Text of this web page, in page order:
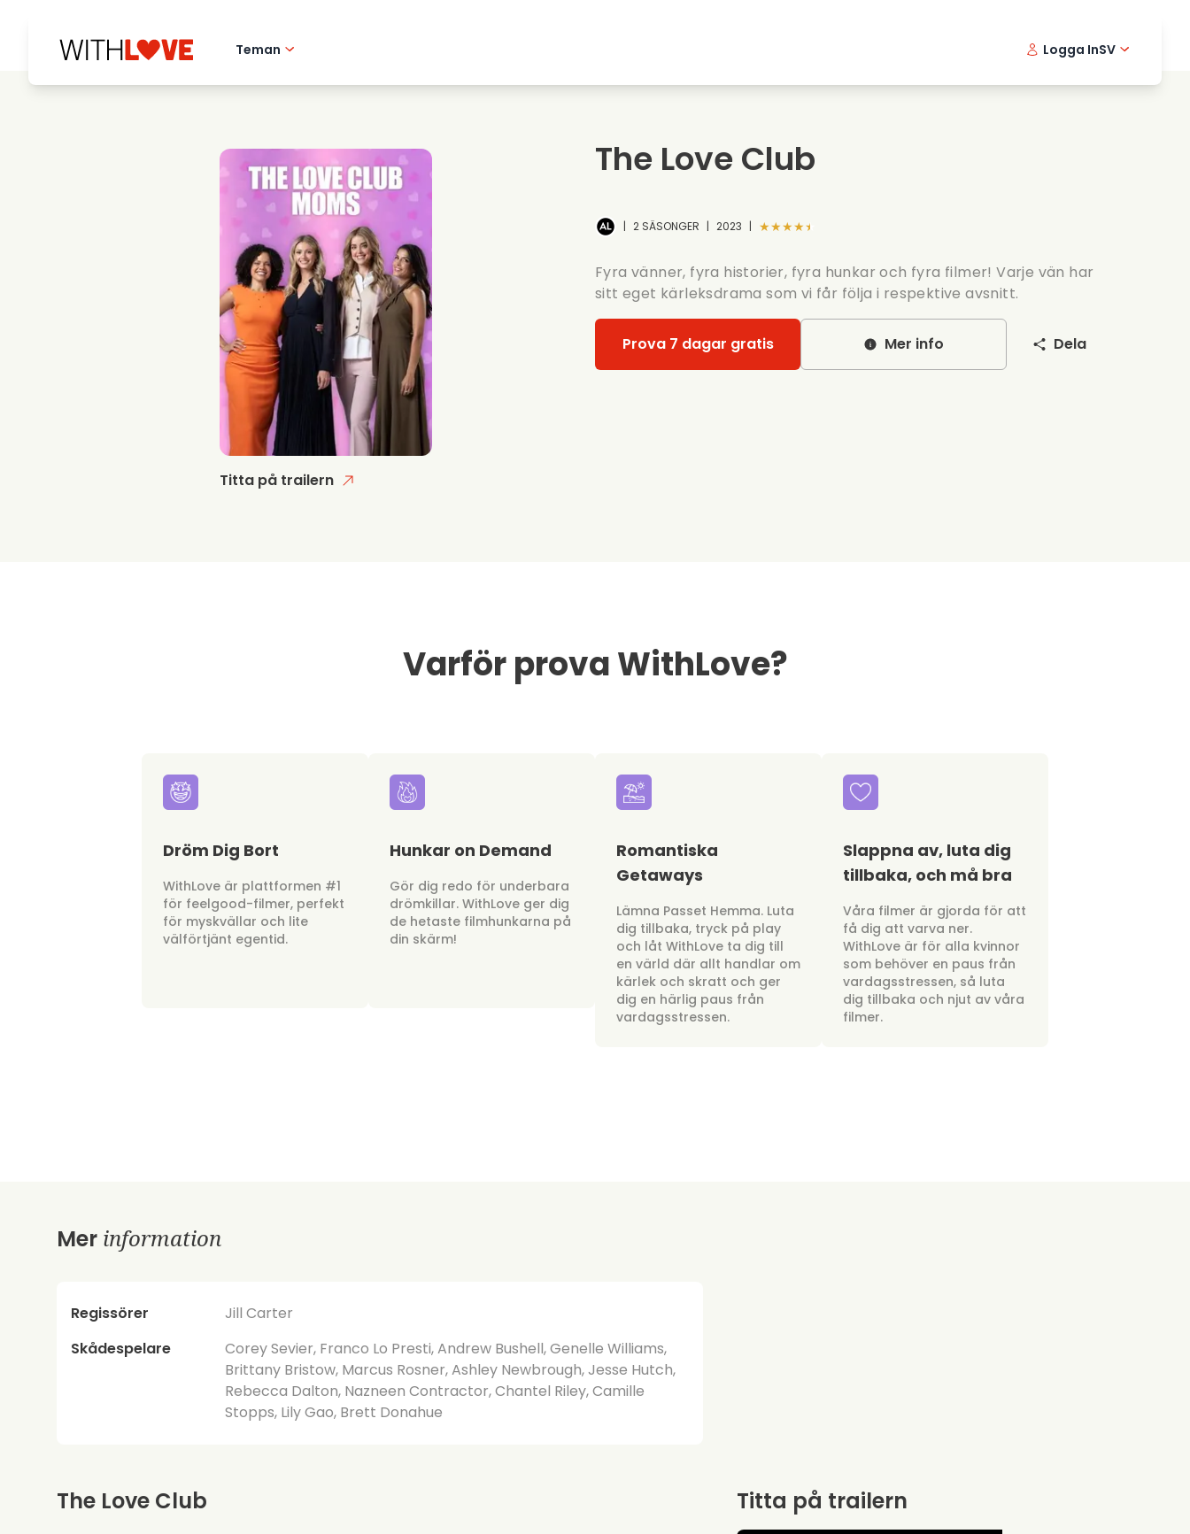
Teman
Mysterier
Sommarfilm
Datingfilmer
Romantiska serier
Logga InSV
Titta på trailern
The Love Club
| 2 SÄSONGER | 2023 | ★★★★★
Fyra vänner, fyra historier, fyra hunkar och fyra filmer! Varje vän har
sitt eget kärleksdrama som vi får följa i respektive avsnitt.
Prova 7 dagar gratis Mer info Dela
Varför prova WithLove?
Dröm Dig Bort
WithLove är plattformen #1
för feelgood-filmer, perfekt
för myskvällar och lite
välförtjänt egentid.
Hunkar on Demand
Gör dig redo för underbara
drömkillar. WithLove ger dig
de hetaste filmhunkarna på
din skärm!
Romantiska
Getaways
Lämna Passet Hemma. Luta
dig tillbaka, tryck på play
och låt WithLove ta dig till
en värld där allt handlar om
kärlek och skratt och ger
dig en härlig paus från
vardagsstressen.
Slappna av, luta dig
tillbaka, och må bra
Våra filmer är gjorda för att
få dig att varva ner.
WithLove är för alla kvinnor
som behöver en paus från
vardagsstressen, så luta
dig tillbaka och njut av våra
filmer.
Mer information
Regissörer
Jill Carter
Skådespelare
Corey Sevier, Franco Lo Presti, Andrew Bushell, Genelle Williams,
Brittany Bristow, Marcus Rosner, Ashley Newbrough, Jesse Hutch,
Rebecca Dalton, Nazneen Contractor, Chantel Riley, Camille
Stopps, Lily Gao, Brett Donahue
The Love Club Titta på trailern